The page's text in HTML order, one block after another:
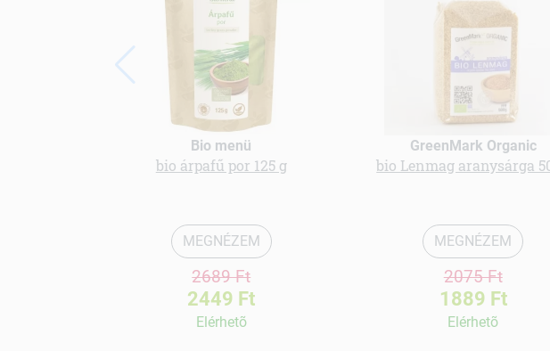
Bio menü
bio árpafű por 125 g
MEGNÉZEM
2689 Ft
2449 Ft
Elérhetõ
GreenMark Organic
bio Lenmag aranysárga
MEGNÉZEM
2075 Ft
1889 Ft
Elérhetõ